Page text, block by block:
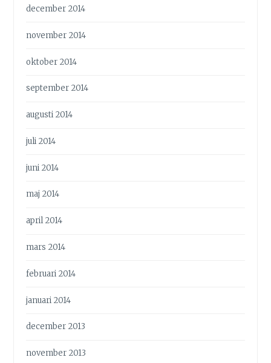
december 2014
november 2014
oktober 2014
september 2014
augusti 2014
juli 2014
juni 2014
maj 2014
april 2014
mars 2014
februari 2014
januari 2014
december 2013
november 2013